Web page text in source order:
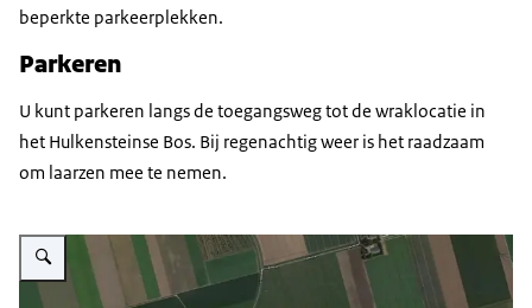
beperkte parkeerplekken.
Parkeren
U kunt parkeren langs de toegangsweg tot de wraklocatie in
het Hulkensteinse Bos. Bij regenachtig weer is het raadzaam
om laarzen mee te nemen.
Vergroot afbeelding kaart met parkeerlocatie